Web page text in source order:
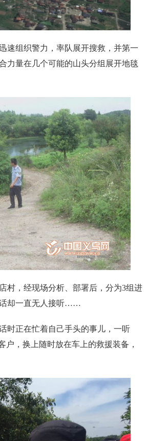
组织警力，率队展开搜救，并第一
力量在几个可能的山头分组展开地毯
，经现场分析、部署后，分为3组进
话却一直无人接听……
正在忙着自己手头的事儿，一听
户，换上随时放在车上的救援装备，